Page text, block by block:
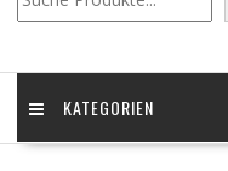
KATEGORIEN